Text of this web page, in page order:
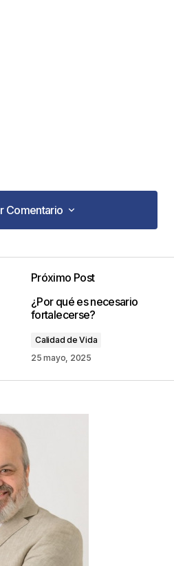
Comentario
Comentario
obligatorios están
correo electrónico y web en
la próxima vez que
Próximo Post
¿Por qué es necesario
fortalecerse?
Calidad de Vida
25 mayo, 2025